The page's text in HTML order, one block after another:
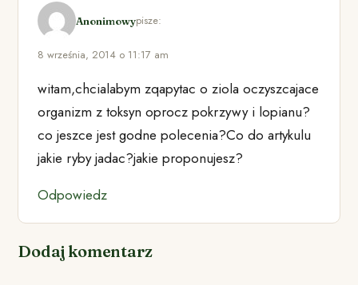
Anonimowypisze:
8 września, 2014 o 11:17 am
witam,chcialabym zqapytac o ziola oczyszcajace
organizm z toksyn oprocz pokrzywy i lopianu?
co jeszce jest godne polecenia?Co do artykulu
jakie ryby jadac?jakie proponujesz?
Odpowiedz
Dodaj komentarz